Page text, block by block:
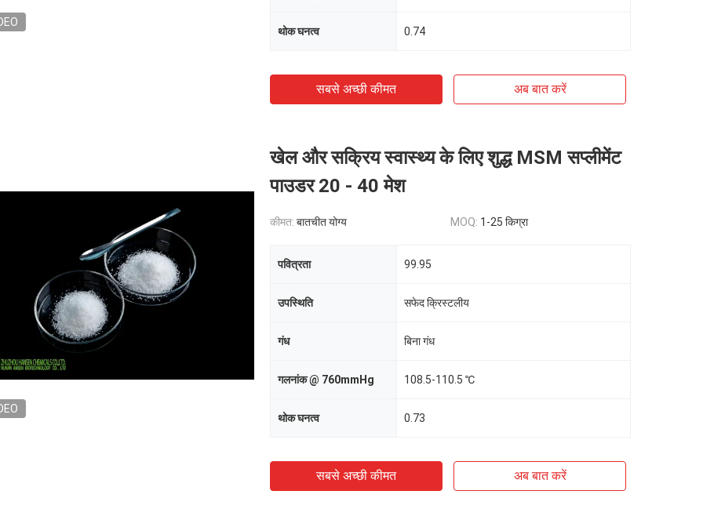
थोक घनत्व 0.74
सबसे अच्छी कीमत अब बात करें
खेल और सक्रिय स्वास्थ्य के लिए शुद्ध MSM सप्लीमेंट
पाउडर 20 - 40 मेश
कीमत: बातचीत योग्य MOQ: 1-25 किग्रा
पवित्रता 99.95
उपस्थिति सफेद क्रिस्टलीय
गंध बिना गंध
गलनांक @ 760mmHg 108.5-110.5 ℃
थोक घनत्व 0.73
सबसे अच्छी कीमत अब बात करें